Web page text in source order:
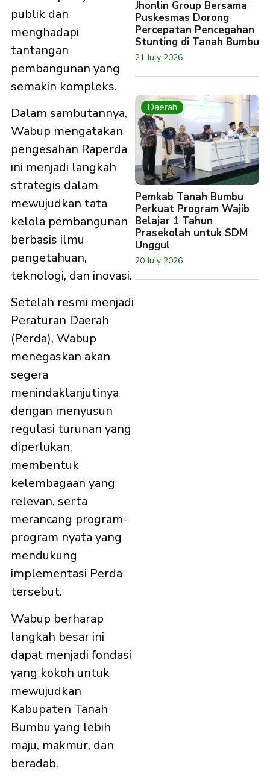
publik dan
menghadapi
tantangan
pembangunan yang
semakin kompleks.
Dalam sambutannya,
Wabup mengatakan
pengesahan Raperda
ini menjadi langkah
strategis dalam
mewujudkan tata
kelola pembangunan
berbasis ilmu
pengetahuan,
teknologi, dan inovasi.
Setelah resmi menjadi
Peraturan Daerah
(Perda), Wabup
menegaskan akan
segera
menindaklanjutinya
dengan menyusun
regulasi turunan yang
diperlukan,
membentuk
kelembagaan yang
relevan, serta
merancang program-
program nyata yang
mendukung
implementasi Perda
tersebut.
Wabup berharap
langkah besar ini
dapat menjadi fondasi
yang kokoh untuk
mewujudkan
Kabupaten Tanah
Bumbu yang lebih
maju, makmur, dan
beradab.
Jhonlin Group Bersama
Puskesmas Dorong
Percepatan Pencegahan
Stunting di Tanah Bumbu
21 July 2026
Daerah
Pemkab Tanah Bumbu
Perkuat Program Wajib
Belajar 1 Tahun
Prasekolah untuk SDM
Unggul
20 July 2026